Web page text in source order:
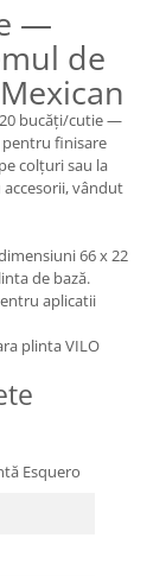
—
de
20 bucăți/cutie —
pentru finisare
colțuri sau la
vândut
66 x 22
de bază.
aplicatii
plinta VILO
Esquero